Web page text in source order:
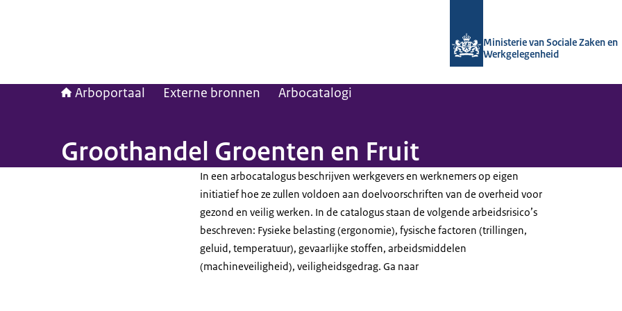
Ministerie van Sociale Zaken en
Werkgelegenheid
Arboportaal Externe bronnen Arbocatalogi
Groothandel Groenten en Fruit
In een arbocatalogus beschrijven werkgevers en werknemers op eigen
initiatief hoe ze zullen voldoen aan doelvoorschriften van de overheid voor
gezond en veilig werken. In de catalogus staan de volgende arbeidsrisico’s
beschreven: Fysieke belasting (ergonomie), fysische factoren (trillingen,
geluid, temperatuur), gevaarlijke stoffen, arbeidsmiddelen
(machineveiligheid), veiligheidsgedrag. Ga naar